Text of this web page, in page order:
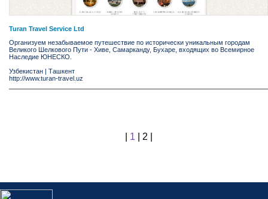
Turan Travel Service Ltd
Организуем незабываемое путешествие по исторически уникальным городам
Великого Шелкового Пути - Хиве, Самарканду, Бухаре, входящих во Всемирное
Наследие ЮНЕСКО.
Узбекистан
Ташкент
http://www.turan-travel.uz
1 2